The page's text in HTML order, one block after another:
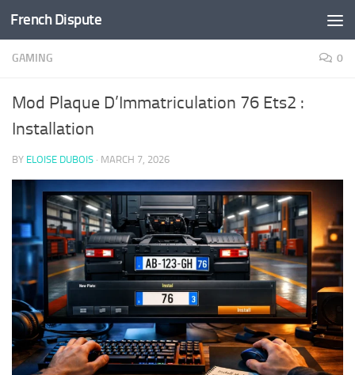
Skip to content
French Dispute
GAMING 0
Mod Plaque D’Immatriculation 76 Ets2 :
Installation
BY ELOISE DUBOIS · MARCH 7, 2026